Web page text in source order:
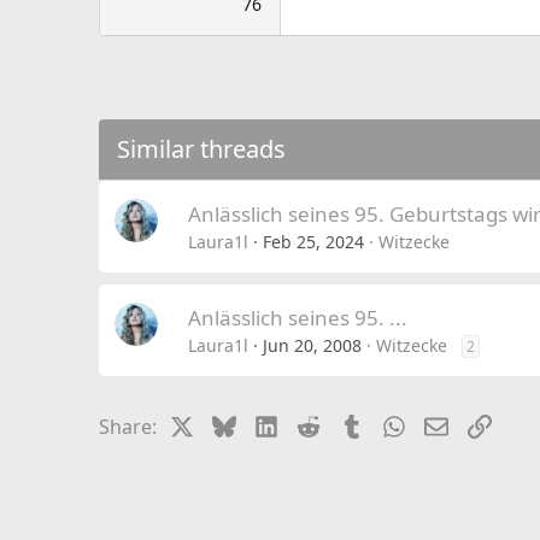
Similar threads
Anlässlich seines 95. Geburtstags
Laura1l Feb 25, 2024 Witzecke
Anlässlich seines 95. ...
Laura1l Jun 20, 2008 Witzecke 2
Share: BlueskyLinkedIn
Reddit TumblrWhatsApp
EmailLink